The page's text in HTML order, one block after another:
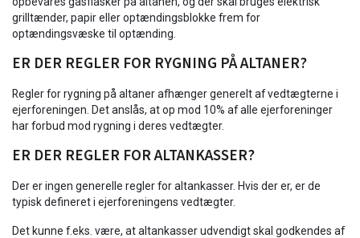
grilltænder, papir eller optændingsblokke frem for
optændingsvæske til optænding.
ER DER REGLER FOR RYGNING PÅ ALTANER?
Regler for rygning på altaner afhænger generelt af vedtægterne i
ejerforeningen. Det anslås, at op mod 10% af alle ejerforeninger
har forbud mod rygning i deres vedtægter.
ER DER REGLER FOR ALTANKASSER?
Der er ingen generelle regler for altankasser. Hvis der er, er de
typisk defineret i ejerforeningens vedtægter.
Det kunne f.eks. være, at altankasser udvendigt skal godkendes af